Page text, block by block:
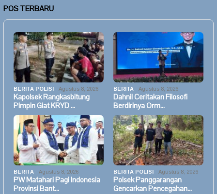
POS TERBARU
BERITA POLISI Agustus 8, 2026
Kapolsek Rangkasbitung
Pimpin Giat KRYD …
BERITA Agustus 8, 2026
Dahnil Ceritakan Filosofi
Berdirinya Orm…
BERITA Agustus 8, 2026
PW Matahari Pagi Indonesia
Provinsi Bant…
BERITA POLISI Agustus 8, 2026
Polsek Panggarangan
Gencarkan Pencegahan…